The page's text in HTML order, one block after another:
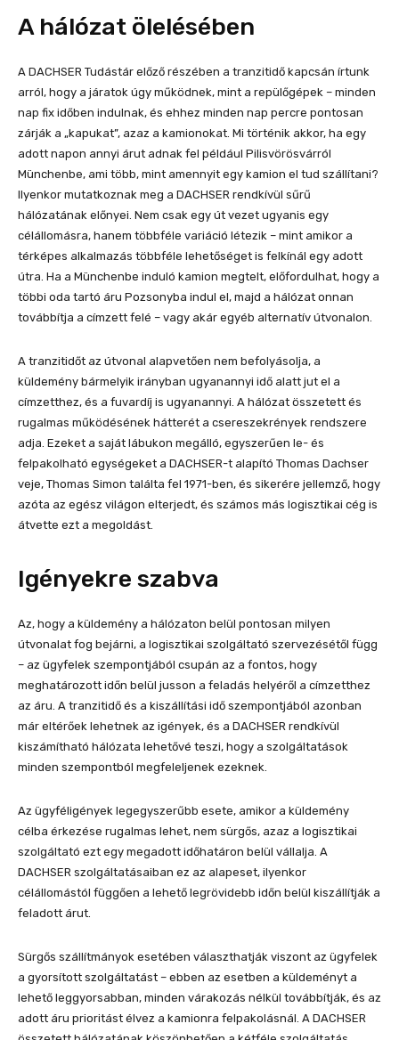
A hálózat ölelésében
A DACHSER Tudástár előző részében a tranzitidő kapcsán írtunk
arról, hogy a járatok úgy működnek, mint a repülőgépek – minden
nap fix időben indulnak, és ehhez minden nap percre pontosan
zárják a „kapukat”, azaz a kamionokat. Mi történik akkor, ha egy
adott napon annyi árut adnak fel például Pilisvörösvárról
Münchenbe, ami több, mint amennyit egy kamion el tud szállítani?
Ilyenkor mutatkoznak meg a DACHSER rendkívül sűrű
hálózatának előnyei. Nem csak egy út vezet ugyanis egy
célállomásra, hanem többféle variáció létezik – mint amikor a
térképes alkalmazás többféle lehetőséget is felkínál egy adott
útra. Ha a Münchenbe induló kamion megtelt, előfordulhat, hogy a
többi oda tartó áru Pozsonyba indul el, majd a hálózat onnan
továbbítja a címzett felé – vagy akár egyéb alternatív útvonalon.
A tranzitidőt az útvonal alapvetően nem befolyásolja, a
küldemény bármelyik irányban ugyanannyi idő alatt jut el a
címzetthez, és a fuvardíj is ugyanannyi. A hálózat összetett és
rugalmas működésének hátterét a csereszekrények rendszere
adja. Ezeket a saját lábukon megálló, egyszerűen le- és
felpakolható egységeket a DACHSER-t alapító Thomas Dachser
veje, Thomas Simon találta fel 1971-ben, és sikerére jellemző, hogy
azóta az egész világon elterjedt, és számos más logisztikai cég is
átvette ezt a megoldást.
Igényekre szabva
Az, hogy a küldemény a hálózaton belül pontosan milyen
útvonalat fog bejárni, a logisztikai szolgáltató szervezésétől függ
– az ügyfelek szempontjából csupán az a fontos, hogy
meghatározott időn belül jusson a feladás helyéről a címzetthez
az áru. A tranzitidő és a kiszállítási idő szempontjából azonban
már eltérőek lehetnek az igények, és a DACHSER rendkívül
kiszámítható hálózata lehetővé teszi, hogy a szolgáltatások
minden szempontból megfeleljenek ezeknek.
Az ügyféligények legegyszerűbb esete, amikor a küldemény
célba érkezése rugalmas lehet, nem sürgős, azaz a logisztikai
szolgáltató ezt egy megadott időhatáron belül vállalja. A
DACHSER szolgáltatásaiban ez az alapeset, ilyenkor
célállomástól függően a lehető legrövidebb időn belül kiszállítják a
feladott árut.
Sürgős szállítmányok esetében választhatják viszont az ügyfelek
a gyorsított szolgáltatást – ebben az esetben a küldeményt a
lehető leggyorsabban, minden várakozás nélkül továbbítják, és az
adott áru prioritást élvez a kamionra felpakolásnál. A DACHSER